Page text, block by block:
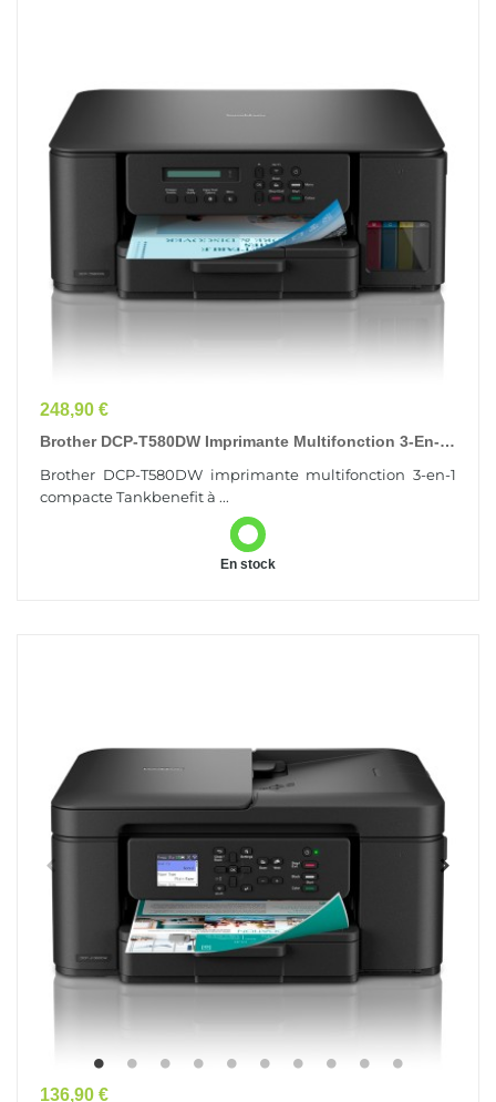
Prix
248,90 €
Brother DCP-T580DW Imprimante Multifonction 3-En-1
Brother DCP-T580DW imprimante multifonction 3-en-1
compacte Tankbenefit à ...
En stock
Prix
136,90 €